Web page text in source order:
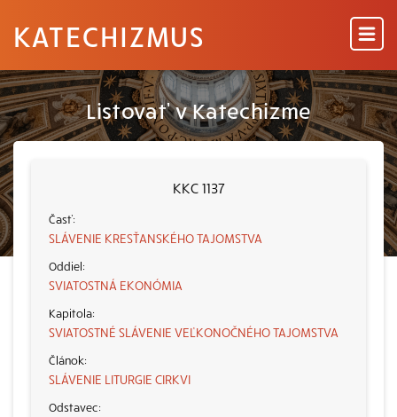
KATECHIZMUS
Listovať v Katechizme
KKC 1137
SLÁVENIE KRESŤANSKÉHO TAJOMSTVA
SVIATOSTNÁ EKONÓMIA
SVIATOSTNÉ SLÁVENIE VEĽKONOČNÉHO TAJOMSTVA
SLÁVENIE LITURGIE CIRKVI